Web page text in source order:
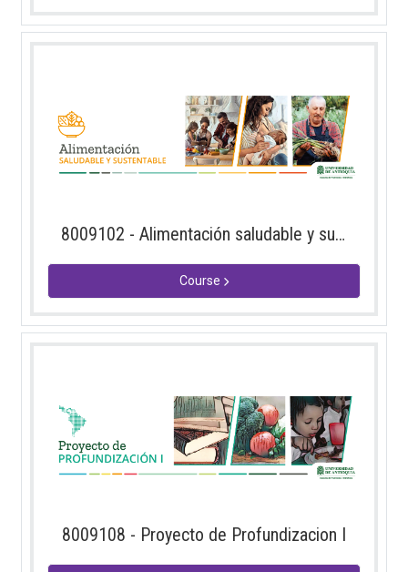
8009102 - Alimentación saludable y sustentable 2026-2
Course
8009108 - Proyecto de Profundizacion I